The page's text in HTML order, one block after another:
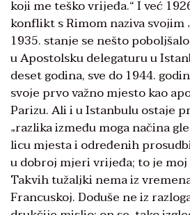
koji me teško vrijeđa.“ I već
konflikt s Rimom naziva svojim
1935. stanje se nešto
u Apostolsku delegaturu u
deset godina, sve do 1944.
svoje prvo važno mjesto kao
Parizu. Ali i u Istanbulu ostaje
„razlika između moga načina
licu mjesta i određenih
u dobroj mjeri vrijeđa; to je
Takvih tužaljki nema iz
Francuskoj. Doduše ne iz